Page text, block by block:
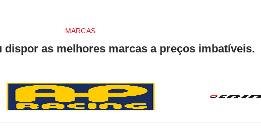
MARCAS
dispor as melhores marcas a preços imbatíveis.